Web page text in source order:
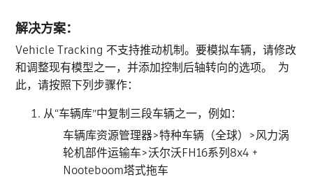
解决方案：
Vehicle Tracking 不支持推动机制。要模拟车辆，请修改
和调整现有模型之一，并添加控制后轴转向的选项。 为
此，请按照下列步骤作：
从“车辆库”中复制三段车辆之一，例如：
车辆库资源管理器>特种车辆（全球）>风力涡
轮机部件运输车>沃尔沃FH16系列8x4 +
Nooteboom塔式拖车